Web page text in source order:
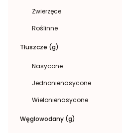
Zwierzęce
Roślinne
Tłuszcze (g)
Nasycone
Jednonienasycone
Wielonienasycone
Węglowodany (g)